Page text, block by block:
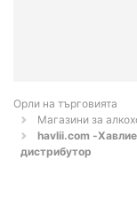
Орли на търговията
Магазини за
havlii.com -
дистрибутор